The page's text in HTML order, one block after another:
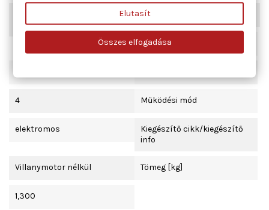
funkció
komfort funkcióval
Beépítési oldal
4 Működési mód
elektromos
Kiegészítő cikk/kiegészítő
info
Villanymotor nélkül Tömeg [kg]
1,300
Elutasít
Összes elfogadása